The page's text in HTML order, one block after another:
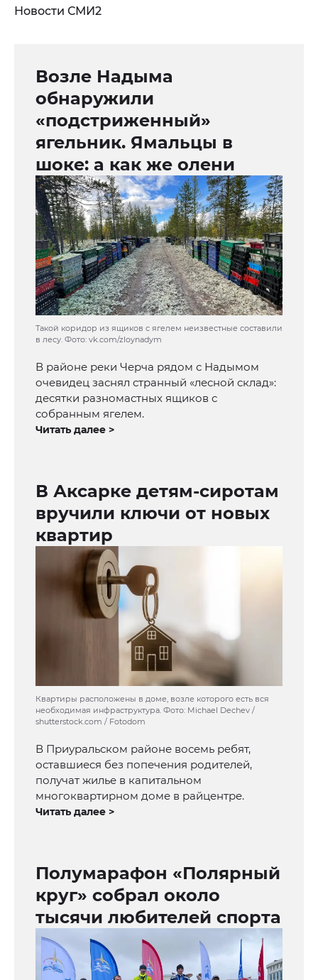
Новости СМИ2
Возле Надыма
обнаружили
«подстриженный»
ягельник. Ямальцы в
шоке: а как же олени
Такой коридор из ящиков с ягелем неизвестные составили
в лесу. Фото: vk.com/zloynadym
В районе реки Черча рядом с Надымом
очевидец заснял странный «лесной склад»:
десятки разномастных ящиков с
собранным ягелем.
Читать далее >
В Аксарке детям-сиротам
вручили ключи от новых
квартир
Квартиры расположены в доме, возле которого есть вся
необходимая инфраструктура. Фото: Michael Dechev /
shutterstock.com / Fotodom
В Приуральском районе восемь ребят,
оставшиеся без попечения родителей,
получат жилье в капитальном
многоквартирном доме в райцентре.
Читать далее >
Полумарафон «Полярный
круг» собрал около
тысячи любителей спорта